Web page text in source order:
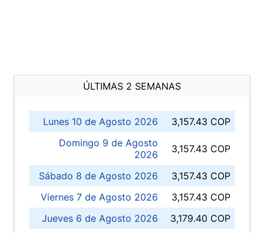
ÚLTIMAS 2 SEMANAS
Lunes 10 de Agosto 2026
3,157.43 COP
Domingo 9 de Agosto
2026
3,157.43 COP
Sábado 8 de Agosto 2026
3,157.43 COP
Viernes 7 de Agosto 2026
3,157.43 COP
Jueves 6 de Agosto 2026
3,179.40 COP